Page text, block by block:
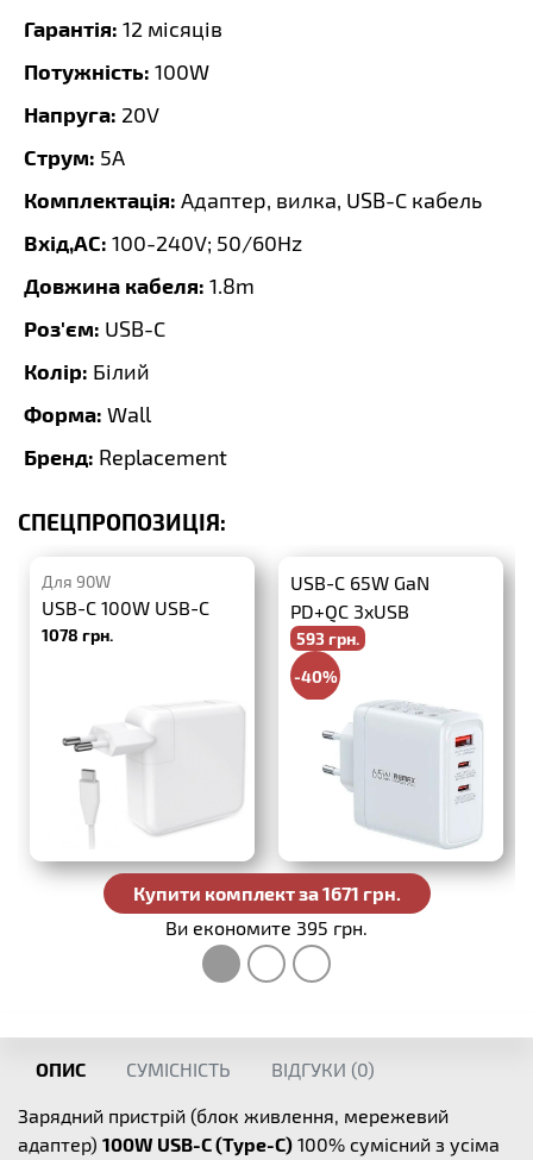
Гарантія: 12 місяців
Потужність: 100W
Напруга: 20V
Струм: 5A
Комплектація: Адаптер, вилка, USB-C кабель
Вхід,AC: 100-240V; 50/60Hz
Довжина кабеля: 1.8m
Роз'єм: USB-C
Колір: Білий
Форма: Wall
Бренд: Replacement
СПЕЦПРОПОЗИЦІЯ:
Для 90W
USB-C 100W USB-C
1078 грн.
USB-C 65W GaN
PD+QC 3xUSB
593 грн.
-40%
988 грн.
Купити комплект за 1671 грн.
Ви економите 395 грн.
ОПИС СУМІСНІСТЬ ВІДГУКИ (0)
Зарядний пристрій (блок живлення, мережевий
адаптер) 100W USB-C (Type-C) 100% сумісний з усіма